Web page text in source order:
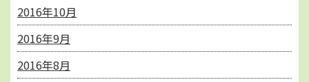
2016年10月
2016年9月
2016年8月